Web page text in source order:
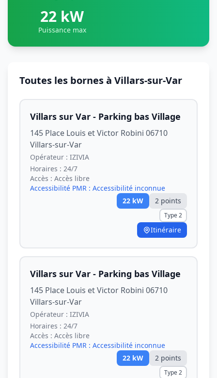
22 kW
Puissance max
Toutes les bornes à Villars-sur-Var
Villars sur Var - Parking bas Village
145 Place Louis et Victor Robini 06710
Villars-sur-Var
Opérateur : IZIVIA
Horaires : 24/7
Accès : Accès libre
Accessibilité PMR : Accessibilité inconnue
22 kW 2 points
Type 2
Itinéraire
Villars sur Var - Parking bas Village
145 Place Louis et Victor Robini 06710
Villars-sur-Var
Opérateur : IZIVIA
Horaires : 24/7
Accès : Accès libre
Accessibilité PMR : Accessibilité inconnue
22 kW 2 points
Type 2